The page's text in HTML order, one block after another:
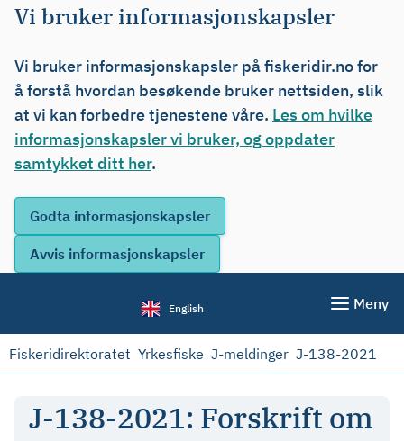
Vi bruker informasjonskapsler
Vi bruker informasjonskapsler på fiskeridir.no for
å forstå hvordan besøkende bruker nettsiden, slik
at vi kan forbedre tjenestene våre. Les om hvilke
informasjonskapsler vi bruker, og oppdater
samtykket ditt her.
English Meny
Fiskeridirektoratet Yrkesfiske J-meldinger J-138-2021
J-138-2021: Forskrift om